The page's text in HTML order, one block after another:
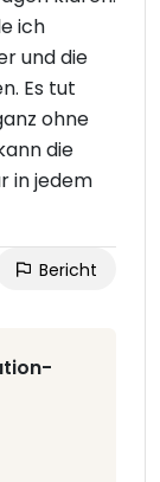
ich
und die
Es tut
ohne
die
in jedem
Bericht